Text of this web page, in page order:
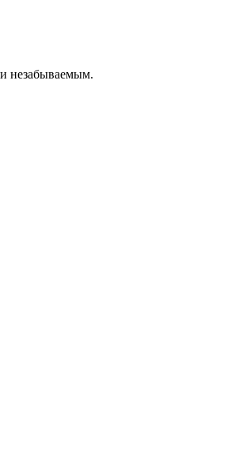
незабываемым.